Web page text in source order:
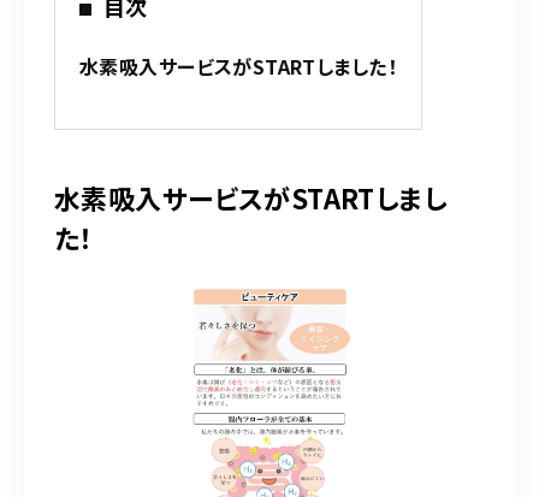
o
目次
水素吸入サービスがSTARTしました！
水素吸入サービスがSTARTしまし
た！